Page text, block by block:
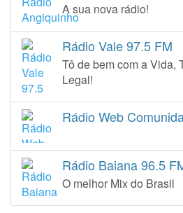
A sua nova rádio!
Rádio Vale 97.5 FM
Tô de bem com a Vida,
Legal!
Rádio Web
Rádio Baiana 96.5
O melhor Mix do Brasil